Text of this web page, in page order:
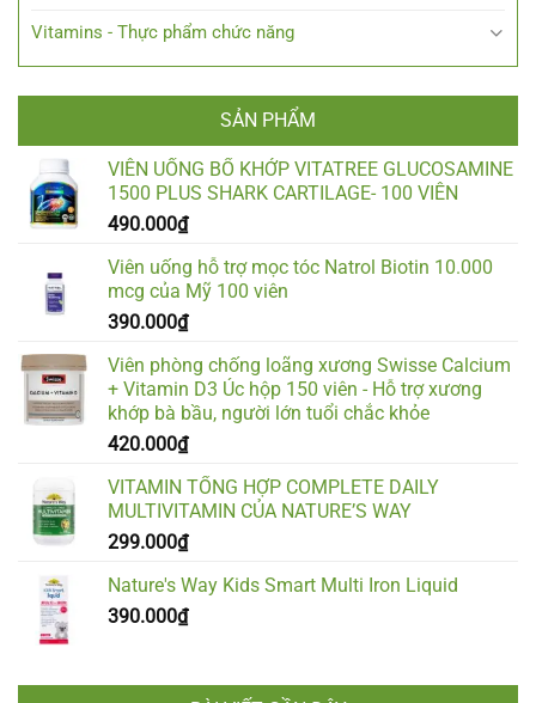
Vitamins - Thực phẩm chức năng
SẢN PHẨM
VIÊN UỐNG BỔ KHỚP VITATREE GLUCOSAMINE
1500 PLUS SHARK CARTILAGE- 100 VIÊN
490.000₫
Viên uống hỗ trợ mọc tóc Natrol Biotin 10.000
mcg của Mỹ 100 viên
390.000₫
Viên phòng chống loãng xương Swisse Calcium
+ Vitamin D3 Úc hộp 150 viên - Hỗ trợ xương
khớp bà bầu, người lớn tuổi chắc khỏe
420.000₫
VITAMIN TỔNG HỢP COMPLETE DAILY
MULTIVITAMIN CỦA NATURE’S WAY
299.000₫
Nature's Way Kids Smart Multi Iron Liquid
390.000₫